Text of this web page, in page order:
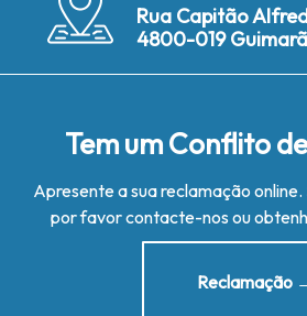
Rua Capitão
4800-019
Tem um Conflito
Apresente a sua reclamação
por favor contacte-nos ou
Reclamação